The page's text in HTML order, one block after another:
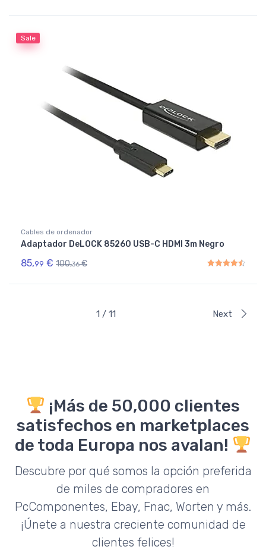
Sale
Cables de ordenador
Adaptador DeLOCK 85260 USB-C HDMI 3m Negro
85,99 € 100,36 €
1 / 11 Next
¡Más de 50,000 clientes
satisfechos en marketplaces
de toda Europa nos avalan!
Descubre por qué somos la opción preferida
de miles de compradores en
PcComponentes, Ebay, Fnac, Worten y más.
¡Únete a nuestra creciente comunidad de
clientes felices!